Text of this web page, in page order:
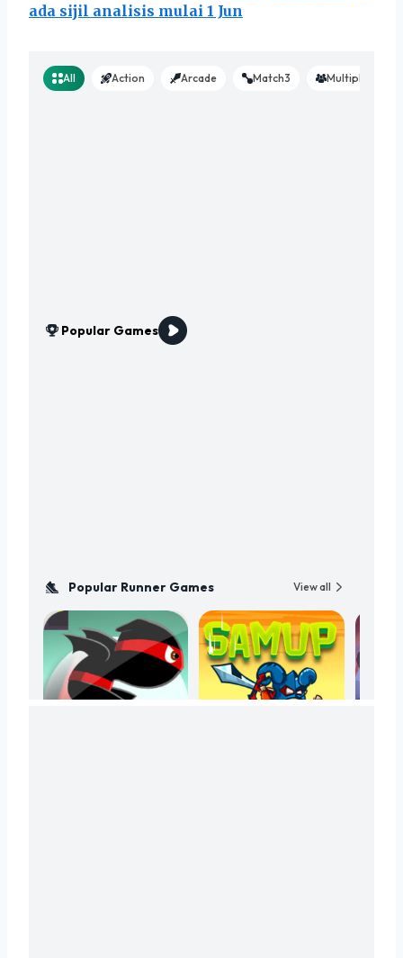
ada sijil analisis mulai 1 Jun